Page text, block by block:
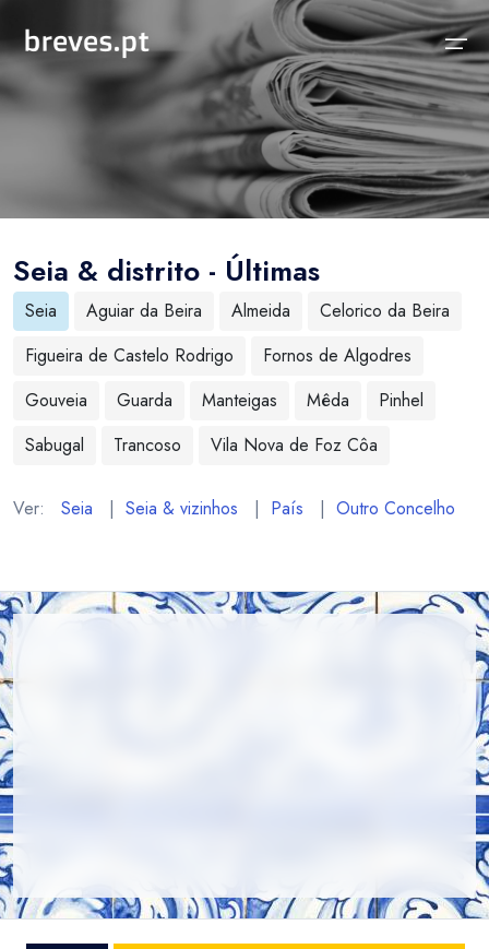
Notícias
Concelhos Vizinhos
Distrito
País
Temas
Sobre
Funcionalidades
As nossas Fontes
Perguntas Frequentes
Contactos
Seia & distrito - Últimas
Seia Aguiar da Beira Almeida
Celorico da Beira
Figueira de Castelo Rodrigo
Fornos de Algodres
Gouveia
Guarda Manteigas Mêda
Pinhel
Sabugal
Trancoso Vila Nova de Foz Côa
Ver: Seia | Seia & vizinhos | País | Outro Concelho